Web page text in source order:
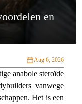
en
Aug 6, 2026
anabole steroïde
vanwege
Het is een